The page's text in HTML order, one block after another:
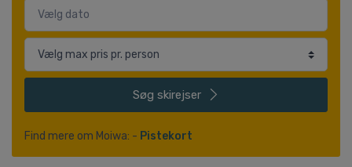
Søg skirejser
Find mere om Moiwa: - Pistekort